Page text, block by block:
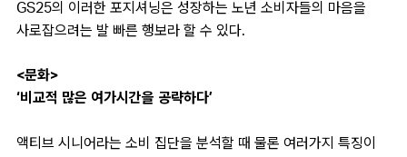
GS25의 이러한 포지셔닝은 성장하는 노년 소비자들의 마음을
사로잡으려는 발 빠른 행보라 할 수 있다.
<문화>
‘비교적 많은 여가시간을 공략하다’
액티브 시니어라는 소비 집단을 분석할 때 물론 여러가지 특징이